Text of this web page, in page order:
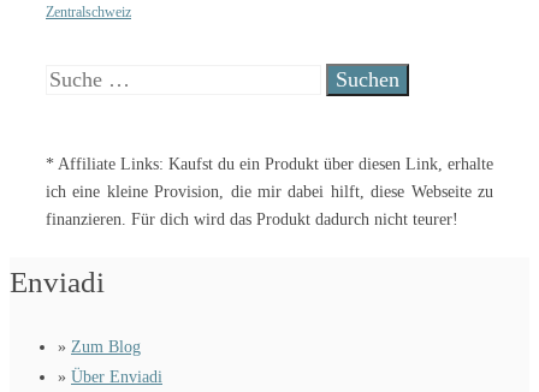
Zentralschweiz
Suche
* Affiliate Links: Kaufst du ein Produkt über diesen Link, erhalte
ich eine kleine Provision, die mir dabei hilft, diese Webseite zu
finanzieren. Für dich wird das Produkt dadurch nicht teurer!
Enviadi
» Zum Blog
» Über Enviadi